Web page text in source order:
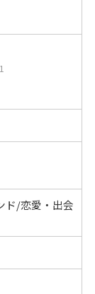
ド/恋愛・出会